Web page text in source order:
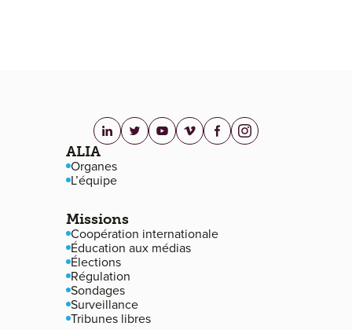
linkedin.com
twitter.com
youtube.com
vimeo.com
facebook.com
instagram.com
Navigation de pied de page
ALIA
Organes
L’équipe
Missions
Coopération internationale
Éducation aux médias
Élections
Régulation
Sondages
Surveillance
Tribunes libres